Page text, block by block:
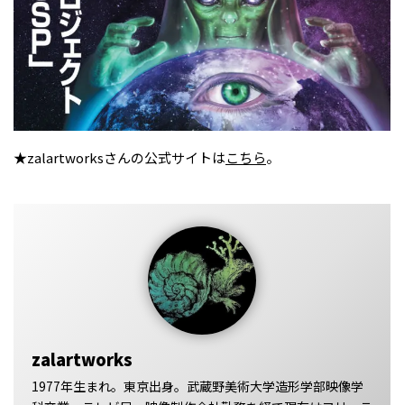
★zalartworksさんの公式サイトはこちら。
zalartworks
1977年生まれ。東京出身。武蔵野美術大学造形学部映像学